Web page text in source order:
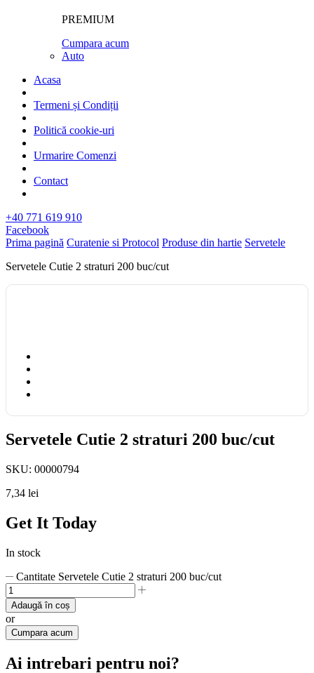
PREMIUM
Cumpara acum
Auto
Acasa
Termeni și Condiții
Politică cookie-uri
Urmarire Comenzi
Contact
+40 771 619 910
Facebook
Prima pagină Curatenie si Protocol Produse din hartie Servetele
Servetele Cutie 2 straturi 200 buc/cut
Servetele Cutie 2 straturi 200 buc/cut
SKU: 00000794
7,34 lei
Get It Today
In stock
Cantitate Servetele Cutie 2 straturi 200 buc/cut
Adaugă în coș
or
Cumpara acum
Ai intrebari pentru noi?